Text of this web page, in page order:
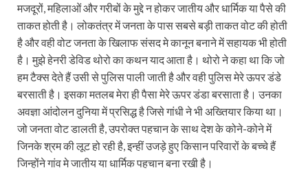
मजदूरों, महिलाओं और गरीबों के मुद्दे न होकर जातीय और धार्मिक या पैसे की
ताकत होती है। लोकतंत्र में जनता के पास सबसे बड़ी ताकत वोट की होती
है और वही वोट जनता के खिलाफ संसद मे कानून बनाने में सहायक भी होती
है। मुझे हेनरी डेविड थोरो का कथन याद आता है। थोरो ने कहा था कि जो
हम टैक्स देते हैं उसी से पुलिस पाली जाती है और वही पुलिस मेरे ऊपर डंडे
बरसाती है। इसका मतलब मेरा ही पैसा मेरे ऊपर डंडा बरसाता है। उनका
अवज्ञा आंदोलन दुनिया में प्रसिद्ध है जिसे गांधी ने भी अख्तियार किया था।
जो जनता वोट डालती है, उपरोक्त पहचान के साथ देश के कोने-कोने में
जिनके श्रम की लूट हो रही है, इन्हीं उजड़े हुए किसान परिवारों के बच्चे हैं
जिन्होंने गांव मे जातीय या धार्मिक पहचान बना रखी है।